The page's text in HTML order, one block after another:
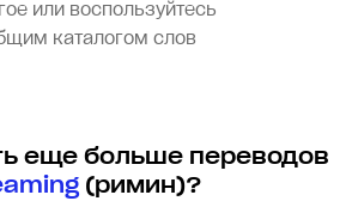
или воспользуйтесь
каталогом слов
еще больше переводов
(римин)?